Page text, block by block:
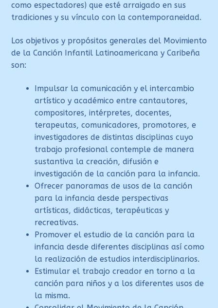
como espectadores) que esté arraigado en sus
tradiciones y su vínculo con la contemporaneidad.
Los objetivos y propósitos generales del Movimiento
de la Canción Infantil Latinoamericana y Caribeña
son:
Impulsar la comunicación y el intercambio
artístico y académico entre cantautores,
compositores, intérpretes, docentes,
terapeutas, comunicadores, promotores, e
investigadores de distintas disciplinas cuyo
trabajo profesional contemple de manera
sustantiva la creación, difusión e
investigación de la canción para la infancia.
Ofrecer panoramas de usos de la canción
para la infancia desde perspectivas
artísticas, didácticas, terapéuticas y
recreativas.
Promover el estudio de la canción para la
infancia desde diferentes disciplinas así como
la realización de estudios interdisciplinarios.
Estimular el trabajo creador en torno a la
canción para niños y a los diferentes usos de
la misma.